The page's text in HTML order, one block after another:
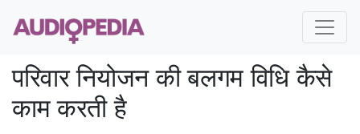
परिवार नियोजन की बलगम विधि कैसे
काम करती है